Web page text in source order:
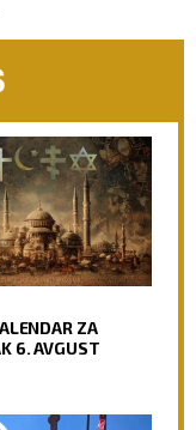
ZA
6. AVGUST